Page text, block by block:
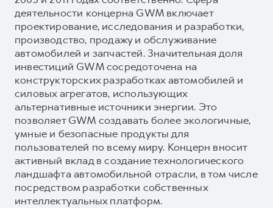
деятельности концерна GWM включает
проектирование, исследования и разработки,
производство, продажу и обслуживание
автомобилей и запчастей. Значительная доля
инвестиций GWM сосредоточена на
конструкторских разработках автомобилей и
силовых агрегатов, использующих
альтернативные источники энергии. Это
позволяет GWM создавать более экологичные,
умные и безопасные продукты для
пользователей по всему миру. Концерн вносит
активный вклад в создание технологического
ландшафта автомобильной отрасли, в том числе
посредством разработки собственных
интеллектуальных платформ.